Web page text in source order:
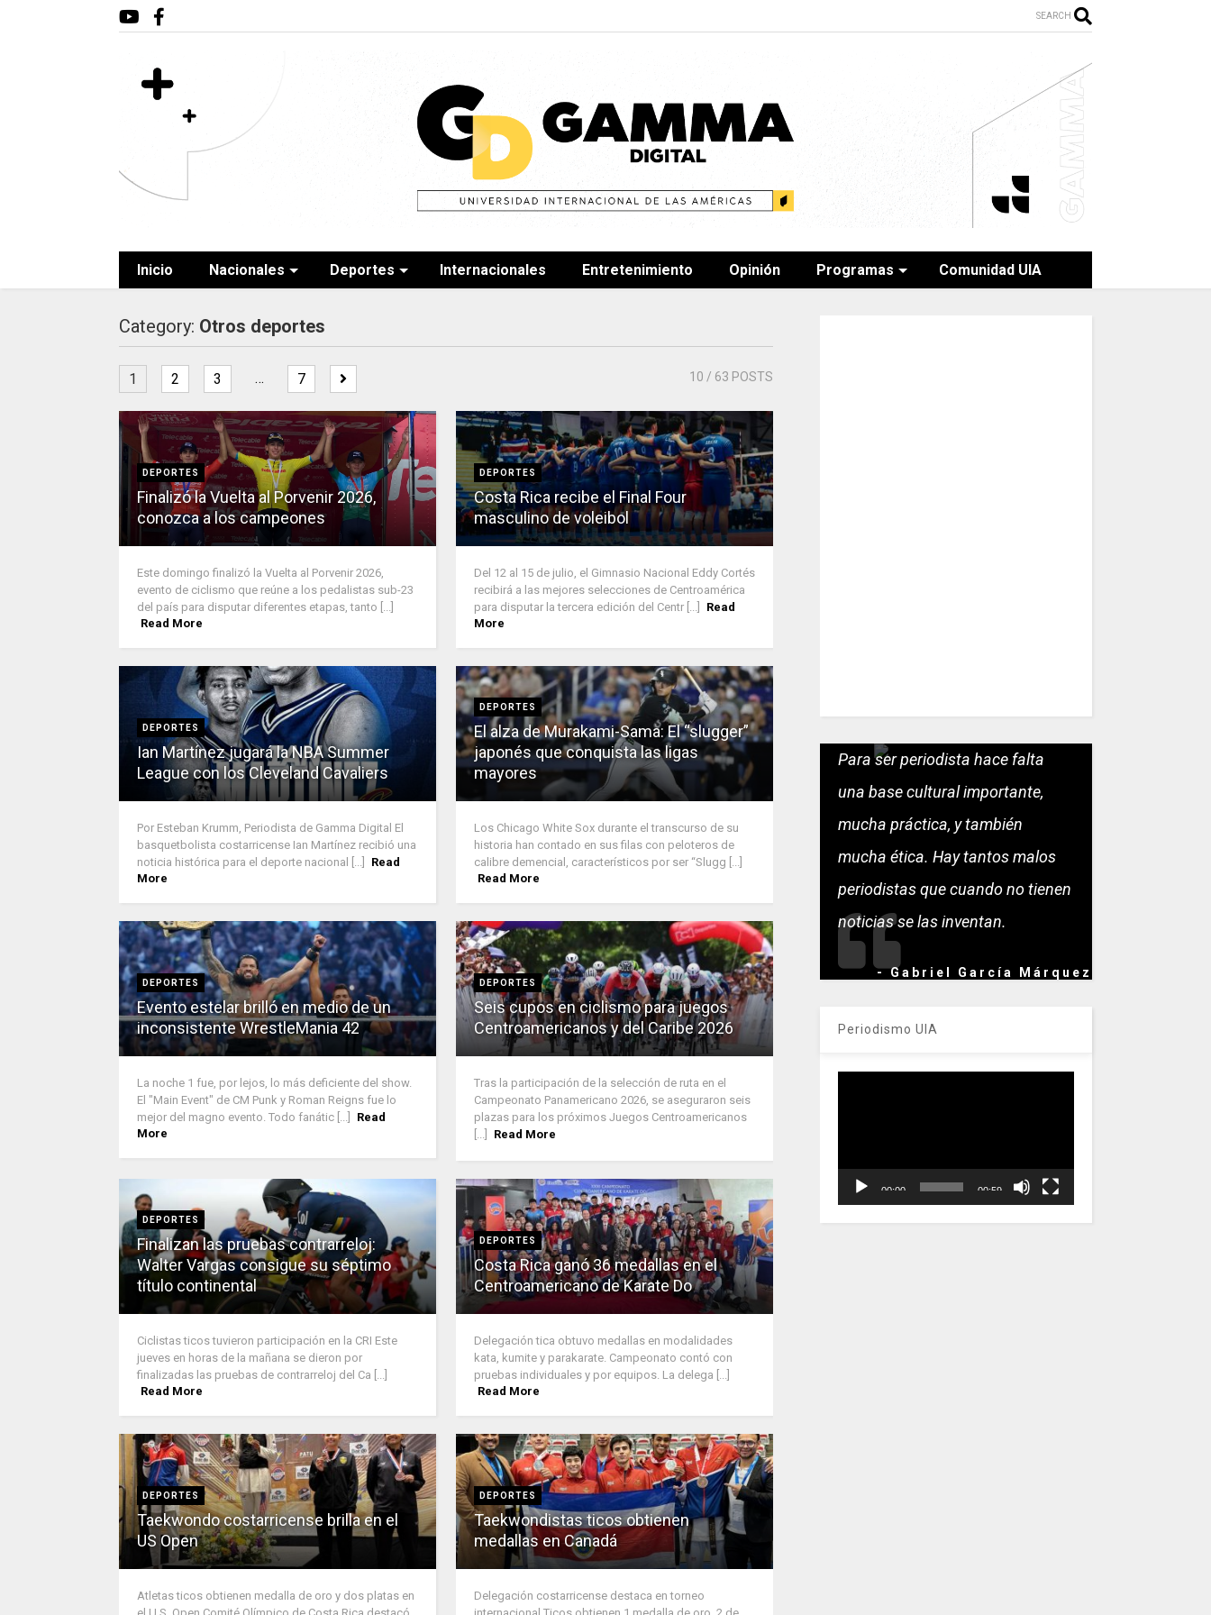
SEARCH
Inicio Nacionales Deportes Internacionales Entretenimiento Opinión Programas Comunidad UIA
Category: Otros deportes
1 2 3 … 7 10 / 63 POSTS
DEPORTES
Finalizó la Vuelta al Porvenir 2026,
conozca a los campeones
Este domingo finalizó la Vuelta al Porvenir 2026,
evento de ciclismo que reúne a los pedalistas sub-23
del país para disputar diferentes etapas, tanto [...]
Read More
DEPORTES
Costa Rica recibe el Final Four
masculino de voleibol
Del 12 al 15 de julio, el Gimnasio Nacional Eddy Cortés
recibirá a las mejores selecciones de Centroamérica
para disputar la tercera edición del Centr [...]
Read
More
DEPORTES
Ian Martínez jugará la NBA Summer
League con los Cleveland Cavaliers
Por Esteban Krumm, Periodista de Gamma Digital El
basquetbolista costarricense Ian Martínez recibió una
noticia histórica para el deporte nacional [...]
Read
More
DEPORTES
El alza de Murakami-Sama: El “slugger”
japonés que conquista las ligas
mayores
Los Chicago White Sox durante el transcurso de su
historia han contado en sus filas con peloteros de
calibre demencial, característicos por ser “Slugg [...]
Read More
DEPORTES
Evento estelar brilló en medio de un
inconsistente WrestleMania 42
La noche 1 fue, por lejos, lo más deficiente del show.
El "Main Event" de CM Punk y Roman Reigns fue lo
mejor del magno evento. Todo fanátic [...]
Read
More
DEPORTES
Seis cupos en ciclismo para juegos
Centroamericanos y del Caribe 2026
Tras la participación de la selección de ruta en el
Campeonato Panamericano 2026, se aseguraron seis
plazas para los próximos Juegos Centroamericanos
[...]
Read More
DEPORTES
Finalizan las pruebas contrarreloj:
Walter Vargas consigue su séptimo
título continental
Ciclistas ticos tuvieron participación en la CRI Este
jueves en horas de la mañana se dieron por
finalizadas las pruebas de contrarreloj del Ca [...]
Read More
DEPORTES
Costa Rica ganó 36 medallas en el
Centroamericano de Karate Do
Delegación tica obtuvo medallas en modalidades
kata, kumite y parakarate. Campeonato contó con
pruebas individuales y por equipos. La delega [...]
Read More
DEPORTES
Taekwondo costarricense brilla en el
US Open
Atletas ticos obtienen medalla de oro y dos platas en
DEPORTES
Taekwondistas ticos obtienen
medallas en Canadá
Delegación costarricense destaca en torneo
Para ser periodista hace falta
una base cultural importante,
mucha práctica, y también
mucha ética. Hay tantos malos
periodistas que cuando no tienen
noticias se las inventan.
- Gabriel García Márquez
Periodismo UIA
00:00 00:59